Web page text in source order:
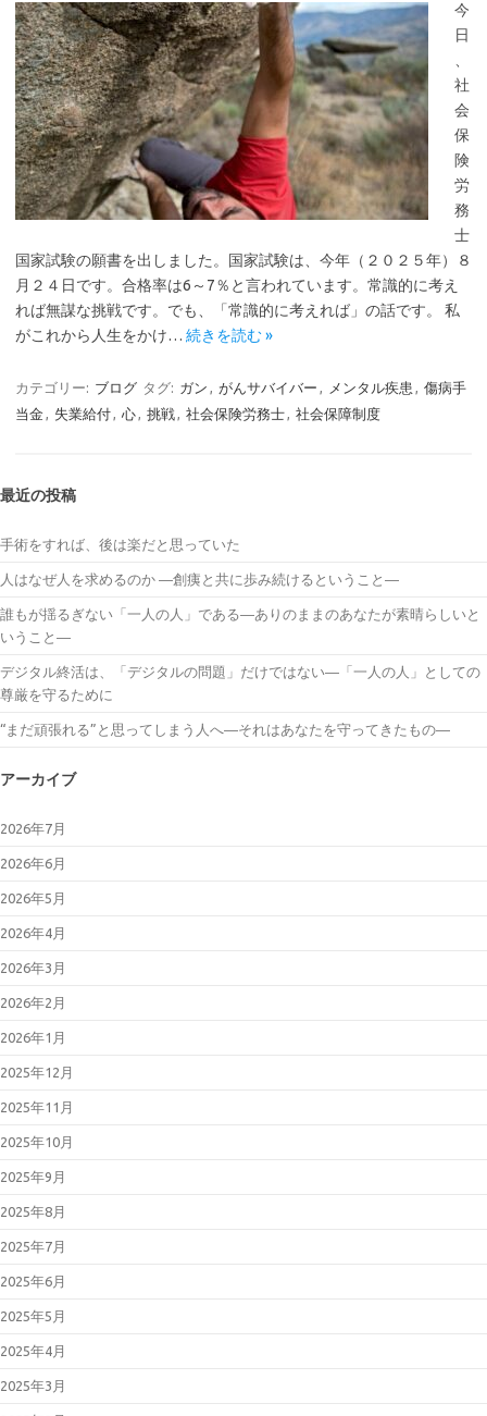
今
日
社
会
保
険
労
務
士
国家試験の願書を出しました。国家試験は、今年（２０２５年）８
月２４日です。合格率は6～7％と言われています。常識的に考え
れば無謀な挑戦です。でも、「常識的に考えれば」の話です。 私
がこれから人生をかけ… 続きを読む »
カテゴリー: ブログ タグ: ガン , がんサバイバー , メンタル疾患 , 傷病手
当金, 失業給付, 心, 挑戦, 社会保険労務士, 社会保障制度
最近の投稿
手術をすれば、後は楽だと思っていた
人はなぜ人を求めるのか ―創痍と共に歩み続けるということ―
誰もが揺るぎない「一人の人」である―ありのままのあなたが素晴らしいと
いうこと―
デジタル終活は、「デジタルの問題」だけではない―「一人の人」としての
尊厳を守るために
“まだ頑張れる”と思ってしまう人へ―それはあなたを守ってきたもの―
アーカイブ
2026年7月
2026年6月
2026年5月
2026年4月
2026年3月
2026年2月
2026年1月
2025年12月
2025年11月
2025年10月
2025年9月
2025年8月
2025年7月
2025年6月
2025年5月
2025年4月
2025年3月